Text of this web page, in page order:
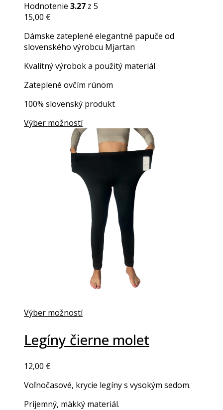
Hodnotenie 3.27 z 5
15,00 €
Dámske zateplené elegantné papuče od
slovenského výrobcu Mjartan
Kvalitný výrobok a použitý materiál
Zateplené ovčím rúnom
100% slovenský produkt
Výber možností
Výber možností
Legíny čierne molet
12,00 €
Voľnočasové, krycie legíny s vysokým sedom.
Prijemný, mäkký materiál.